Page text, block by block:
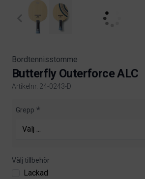
Bordtennisstomme
Butterfly Outerforce ALC
Artikelnr. 24-0243-D
Product information
Grepp
Välj tillbehör
Lackad